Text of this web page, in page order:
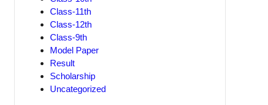
Class-11th
Class-12th
Class-9th
Model Paper
Result
Scholarship
Uncategorized